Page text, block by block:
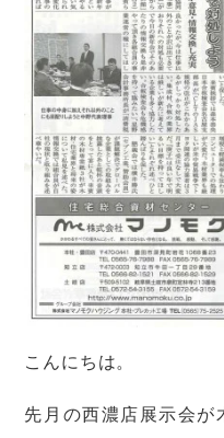
こんにちは。
先月の西濃店展示会が